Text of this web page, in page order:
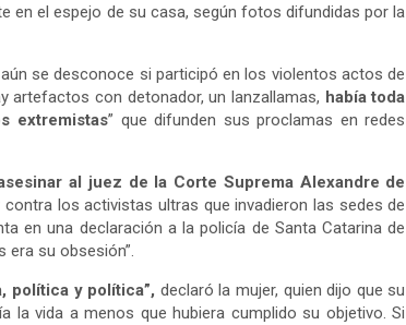
en el espejo de su casa, según fotos difundidas por la
se desconoce si participó en los violentos actos de
artefactos con detonador, un lanzallamas, había toda
extremistas” que difunden sus proclamas en redes
al juez de la Corte Suprema Alexandre de
los activistas ultras que invadieron las sedes de
en una declaración a la policía de Santa Catarina de
era su obsesión”.
política y política”, declaró la mujer, quien dijo que su
la vida a menos que hubiera cumplido su objetivo. Si